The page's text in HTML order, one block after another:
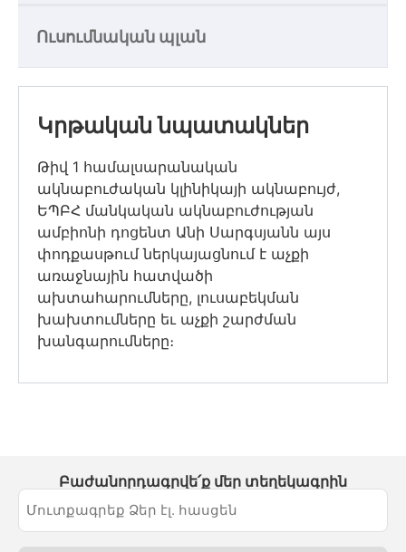
Ուսումնական պլան
Կրթական նպատակներ
Թիվ 1 համալսարանական
ակնաբուժական կլինիկայի ակնաբույժ,
ԵՊԲՀ մանկական ակնաբուժության
ամբիոնի դոցենտ Անի Սարգսյանն այս
փոդքասթում ներկայացնում է աչքի
առաջնային հատվածի
ախտահարումները, լուսաբեկման
խախտումները եւ աչքի շարժման
խանգարումները։
Բաժանորդագրվե՛ք մեր տեղեկագրին